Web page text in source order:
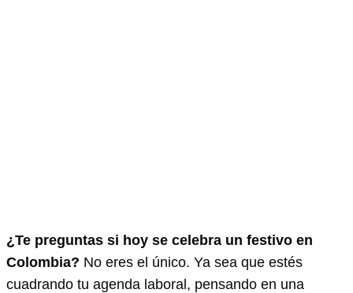
¿Te preguntas si hoy se celebra un festivo en
Colombia? No eres el único. Ya sea que estés
cuadrando tu agenda laboral, pensando en una